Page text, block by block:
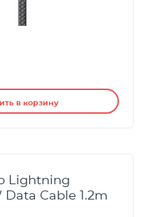
в корзину
Lightning
Cable 1.2m